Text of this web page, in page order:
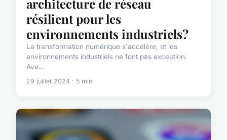
architecture de réseau
résilient pour les
environnements industriels?
La transformation numérique s'accélère, et les
environnements industriels ne font pas exception.
Ave...
29 juillet 2024 · 5 min